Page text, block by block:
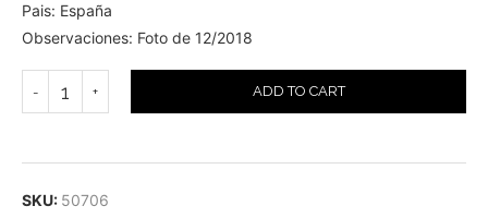
Pais: España
Observaciones: Foto de 12/2018
ADD TO CART
SKU: 50706